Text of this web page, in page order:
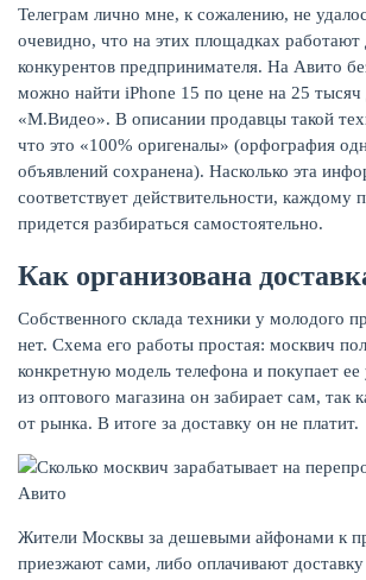
Телеграм лично мне, к сожалению, не
очевидно, что на этих площадках работают
конкурентов предпринимателя. На Авито
можно найти iPhone 15 по цене на 25
«М.Видео». В описании продавцы такой
что это «100% оригеналы» (орфография
объявлений сохранена). Насколько эта
соответствует действительности, каждому
придется разбираться самостоятельно.
Как организована
Собственного склада техники у молодого
нет. Схема его работы простая: москвич
конкретную модель телефона и покупает ее
из оптового магазина он забирает сам, так
от рынка. В итоге за доставку он не платит.
Жители Москвы за дешевыми айфонами к
приезжают сами, либо оплачивают доставку